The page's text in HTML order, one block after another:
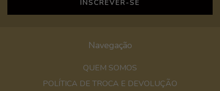
Navegação
QUEM SOMOS
POLÍTICA DE TROCA E DEVOLUÇÃO